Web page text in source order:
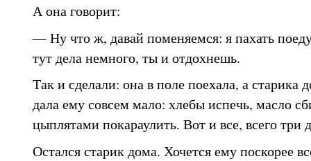
А она говорит:
— Ну что ж, давай поменяемся: я пахать
тут дела немного, ты и отдохнешь.
Так и сделали: она в поле поехала, а старика
дала ему совсем мало: хлебы испечь, масло
цыплятами покараулить. Вот и все, всего три
Остался старик дома. Хочется ему поскорее